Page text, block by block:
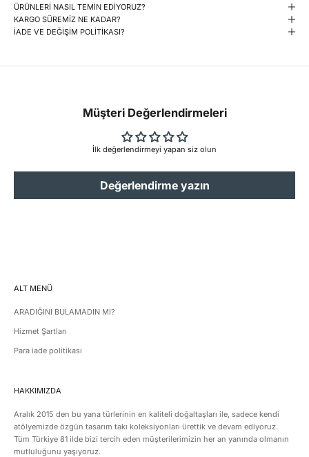
ÜRÜNLERİ NASIL TEMİN EDİYORUZ?
KARGO SÜREMİZ NE KADAR?
İADE VE DEĞİŞİM POLİTİKASI?
Müşteri Değerlendirmeleri
İlk değerlendirmeyi yapan siz olun
Değerlendirme yazın
ALT MENÜ
ARADIĞINI BULAMADIN MI?
Hizmet Şartları
Para iade politikası
HAKKIMIZDA
Aralık 2015 den bu yana türlerinin en kaliteli doğaltaşları ile, sadece kendi
atölyemizde özgün tasarım takı koleksiyonları ürettik ve devam ediyoruz.
Tüm Türkiye 81 ilde bizi tercih eden müşterilerimizin her an yanında olmanın
mutluluğunu yaşıyoruz.